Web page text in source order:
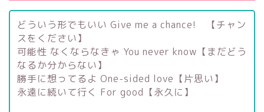
どういう形でもいい Give me a chance! 【チャン
スをください】
可能性 なくならなきゃ You never know【まだどう
なるか分からない】
勝手に想ってるよ One-sided love【片思い】
永遠に続いて行く For good【永久に】